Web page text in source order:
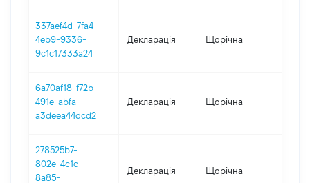
337aef4d-7fa4-
4eb9-9336-
9c1c17333a24
Декларація Щорічна
6a70af18-f72b-
491e-abfa-
a3deea44dcd2
Декларація Щорічна
278525b7-
802e-4c1c-
8a85-
Декларація Щорічна